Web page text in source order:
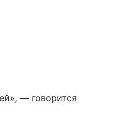
— говорится